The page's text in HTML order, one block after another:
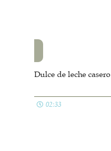
Dulce de leche casero
02:33